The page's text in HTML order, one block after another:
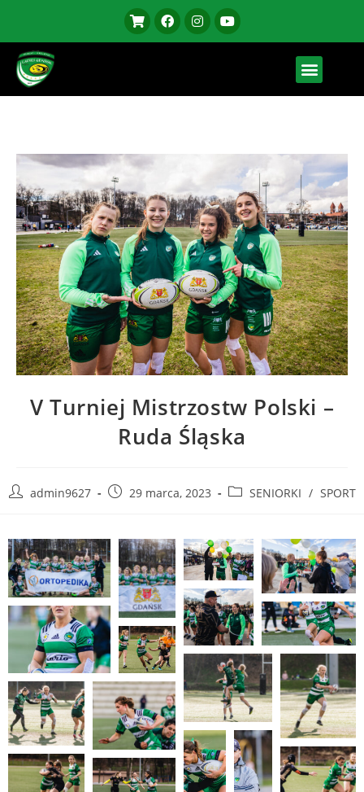
V Turniej Mistrzostw Polski –
Ruda Śląska
admin9627 29 marca, 2023 SENIORKI / SPORT